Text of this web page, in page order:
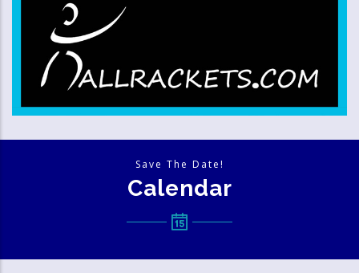
Save The Date!
Calendar